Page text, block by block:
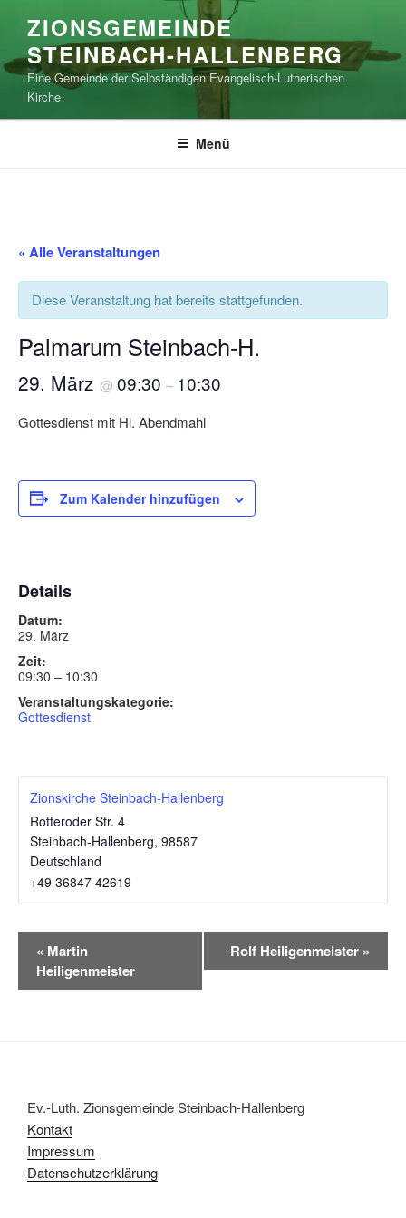
Inhalt
springen
ZIONSGEMEINDE
STEINBACH-HALLENBERG
Eine Gemeinde der Selbständigen Evangelisch-Lutherischen
Kirche
Menü
« Alle Veranstaltungen
Diese Veranstaltung hat bereits stattgefunden.
Palmarum Steinbach-H.
29. März @ 09:30 – 10:30
Gottesdienst mit Hl. Abendmahl
Zum Kalender hinzufügen
Details
Datum:
29. März
Zeit:
09:30 – 10:30
Veranstaltungskategorie:
Gottesdienst
Zionskirche Steinbach-Hallenberg
Rotteroder Str. 4
Steinbach-Hallenberg, 98587
Deutschland
+49 36847 42619‬
r
« Martin
Heiligenmeister
Rolf Heiligenmeister »
Ev.-Luth. Zionsgemeinde Steinbach-Hallenberg
Kontakt
Impressum
Datenschutzerklärung